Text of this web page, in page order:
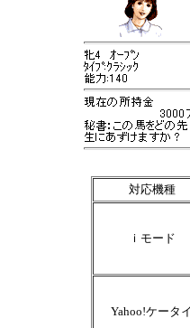
対応機種
ｉモード
Yahoo!ケータイ